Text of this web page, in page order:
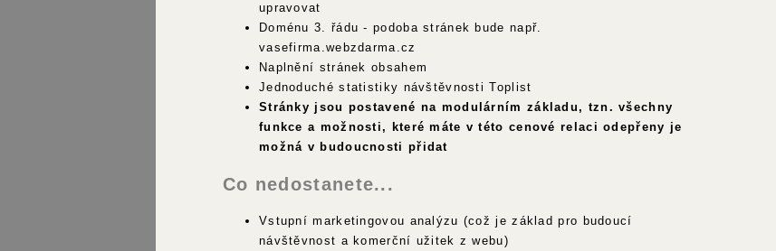
upravovat
Doménu 3. řádu - podoba stránek bude např.
vasefirma.webzdarma.cz
Naplnění stránek obsahem
Jednoduché statistiky návštěvnosti Toplist
Stránky jsou postavené na modulárním základu, tzn. všechny
funkce a možnosti, které máte v této cenové relaci odepřeny je
možná v budoucnosti přidat
Co nedostanete...
Vstupní marketingovou analýzu (což je základ pro budoucí
návštěvnost a komerční užitek z webu)